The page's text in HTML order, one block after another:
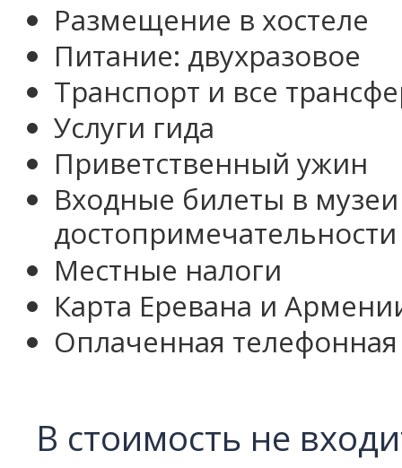
Размещение в хостеле
Питание: двухразовое
Транспорт и все
Услуги гида
Приветственный ужин
Входные билеты в
достопримечательности
Местные налоги
Карта Еревана и
Оплаченная
В стоимость не